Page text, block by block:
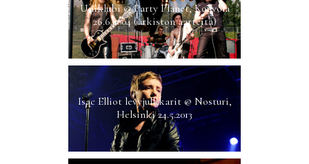
Uniklubi @ Party Planet, Kouvola
26.6.2004 (arkiston aarteita)
Isac Elliot levyjulkkarit @ Nosturi,
Helsinki 24.5.2013